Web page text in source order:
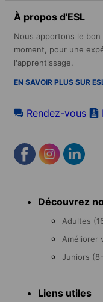
À propos d'ESL
Nous apportons le
moment, pour une
l'apprentissage.
EN SAVOIR PLUS SUR
Rendez-vous
menu Découvrez
Adultes
Améliorer
Juniors
Liens utiles